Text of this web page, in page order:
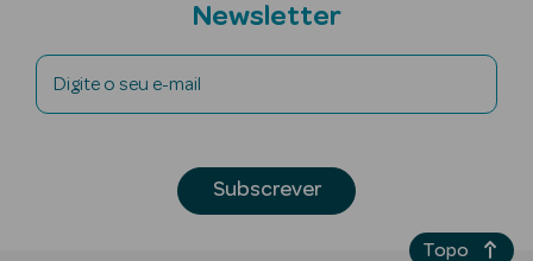
Lábios
Coffrets
Newsletter
Digite o seu e-mail
Subscrever
Topo